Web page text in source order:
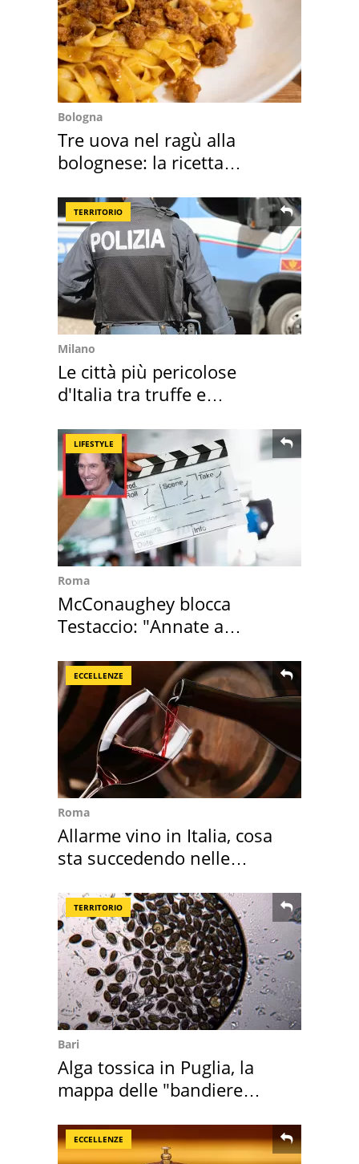
Bologna
Tre uova nel ragù alla
bolognese: la ricetta
TERRITORIO
Milano
Le città più pericolose
d'Italia tra truffe e
LIFESTYLE
Roma
McConaughey blocca
Testaccio: "Annate a
ECCELLENZE
Roma
Allarme vino in Italia, cosa
sta succedendo nelle
TERRITORIO
Bari
Alga tossica in Puglia, la
mappa delle "bandiere
ECCELLENZE